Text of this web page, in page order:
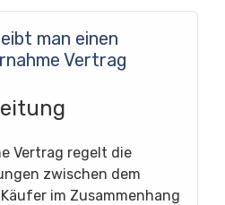
man einen
Vertrag
Vertrag regelt die
zwischen dem
im Zusammenhang